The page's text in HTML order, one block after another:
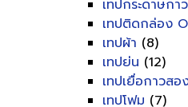
เทปกระดาษกา
เทปติดกล่อง
เทปผ้า (8)
เทปย่น (12)
เทปเยื่อกาวสอ
เทปโฟม (7)